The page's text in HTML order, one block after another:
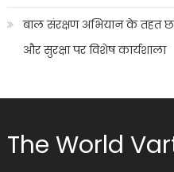
बाल संरक्षण अभियान के तहत
और सुरक्षा पर विशेष कार्यशाला
The World